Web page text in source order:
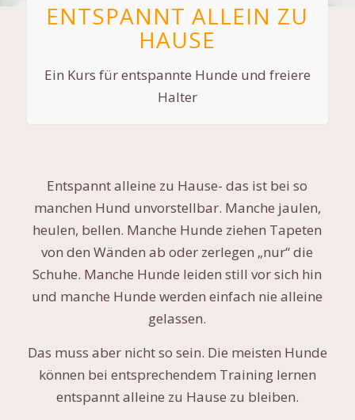
ENTSPANNT ALLEIN ZU
HAUSE
Ein Kurs für entspannte Hunde und freiere
Halter
Entspannt alleine zu Hause- das ist bei so
manchen Hund unvorstellbar. Manche jaulen,
heulen, bellen. Manche Hunde ziehen Tapeten
von den Wänden ab oder zerlegen „nur“ die
Schuhe. Manche Hunde leiden still vor sich hin
und manche Hunde werden einfach nie alleine
gelassen.
Das muss aber nicht so sein. Die meisten Hunde
können bei entsprechendem Training lernen
entspannt alleine zu Hause zu bleiben.